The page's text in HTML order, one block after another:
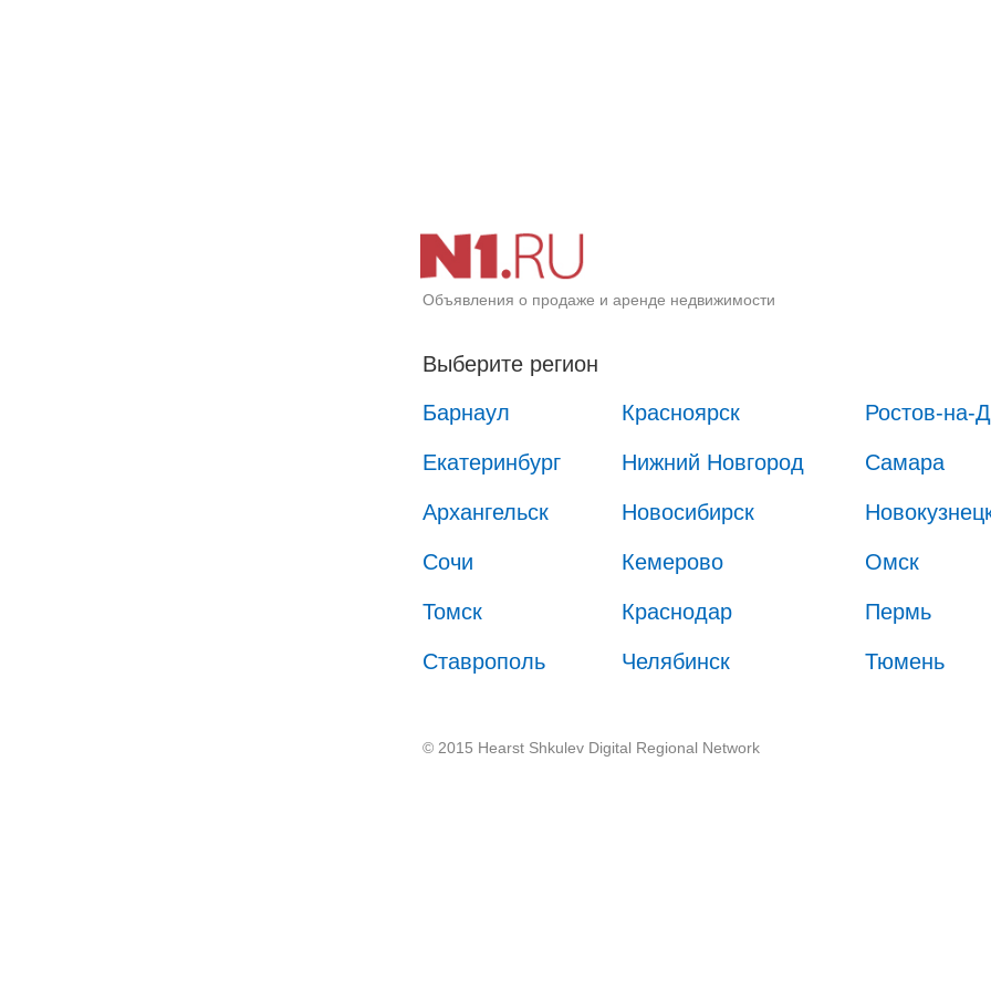
Объявления о продаже и аренде недвижимости
Выберите регион
Барнаул
Красноярск Ростов-на-
Екатеринбург Нижний Новгород Самара
Архангельск Новосибирск
Сочи Кемерово Омск
Томск Краснодар Пермь
Ставрополь Челябинск Тюмень
© 2015 Hearst Shkulev Digital Regional Network